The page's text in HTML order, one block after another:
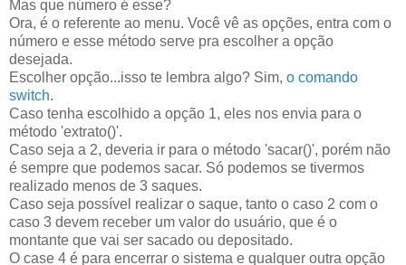
Mas que número é esse?
Ora, é o referente ao menu. Você vê as opções, entra com o
número e esse método serve pra escolher a opção
desejada.
Escolher opção...isso te lembra algo? Sim, o comando
switch.
Caso tenha escolhido a opção 1, eles nos envia para o
método 'extrato()'.
Caso seja a 2, deveria ir para o método 'sacar()', porém não
é sempre que podemos sacar. Só podemos se tivermos
realizado menos de 3 saques.
Caso seja possível realizar o saque, tanto o caso 2 com o
caso 3 devem receber um valor do usuário, que é o
montante que vai ser sacado ou depositado.
O case 4 é para encerrar o sistema e qualquer outra opção